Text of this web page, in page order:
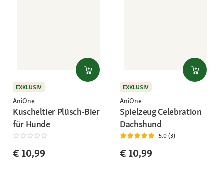
EXKLUSIV
AniOne
Kuscheltier Plüsch-Bier
für Hunde
€ 10,99
EXKLUSIV
AniOne
Spielzeug Celebration
Dachshund
5.0 (3)
€ 10,99